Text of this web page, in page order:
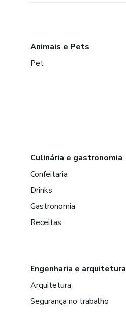
Animais e Pets
Pet
Culinária e gastronomia
Confeitaria
Drinks
Gastronomia
Receitas
Engenharia e arquitetura
Arquitetura
Segurança no trabalho